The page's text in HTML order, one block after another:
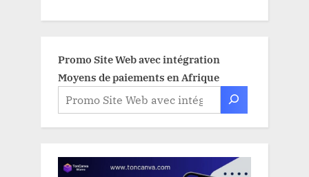
Promo Site Web avec intégration
Moyens de paiements en Afrique